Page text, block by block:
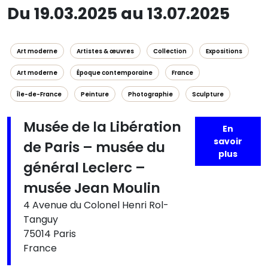
Du 19.03.2025 au 13.07.2025
Art moderne Artistes & œuvres Collection Expositions
Art moderne Époque contemporaine France
Île-de-France Peinture Photographie Sculpture
Musée de la Libération
de Paris – musée du
général Leclerc –
musée Jean Moulin
4 Avenue du Colonel Henri Rol-
Tanguy
75014 Paris
France
En
savoir
plus